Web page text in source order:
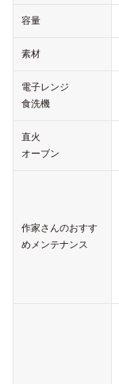
容量
素材
電子レンジ
食洗機
直火
オーブン
作家さんのおすす
めメンテナンス